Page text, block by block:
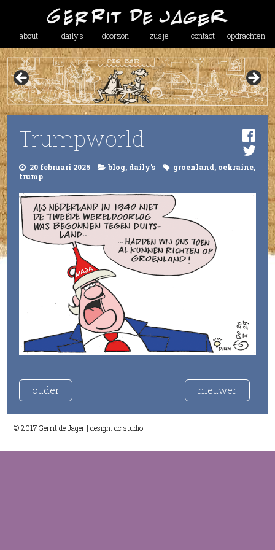
about daily’s doorzon zusje contact opdrachten
Trumpworld
20 februari 2025 blog, daily's groenland, oekraine,
trump
ouder nieuwer
© 2017 Gerrit de Jager | design: dc studio